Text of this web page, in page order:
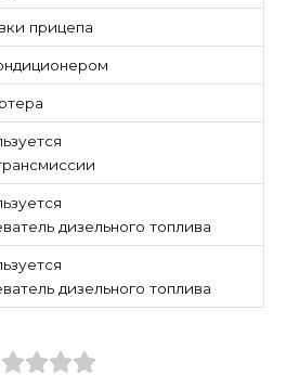
прицепа
дизельного топлива
дизельного топлива